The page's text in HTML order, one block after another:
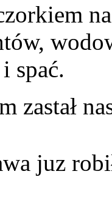
spać.
zastał
juz